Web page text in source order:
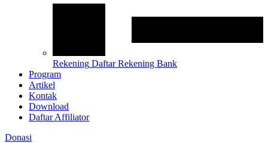
Rekening Daftar Rekening Bank
Program
Artikel
Kontak
Download
Daftar Affiliator
Donasi